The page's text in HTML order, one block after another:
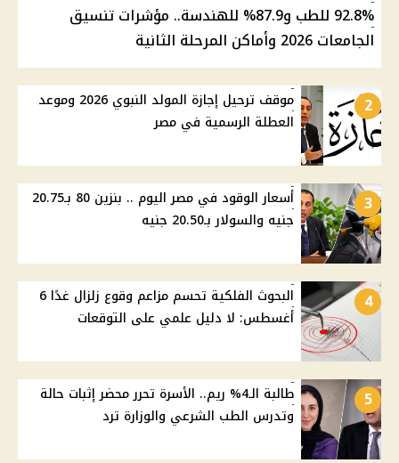
92.8% للطب و87.9% للهندسة.. مؤشرات تنسيق
الجامعات 2026 وأماكن المرحلة الثانية
2
موقف ترحيل إجازة المولد النبوي 2026 وموعد
العطلة الرسمية في مصر
3
أسعار الوقود في مصر اليوم .. بنزين 80 بـ20.75
جنيه والسولار بـ20.50 جنيه
4
البحوث الفلكية تحسم مزاعم وقوع زلزال غدًا 6
أغسطس: لا دليل علمي على التوقعات
5
طالبة الـ4% ريم.. الأسرة تحرر محضر إثبات حالة
وتدرس الطب الشرعي والوزارة ترد